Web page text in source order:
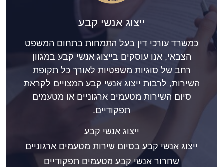
ייצוג אנשי קבע
כמשרד עורכי דין בעל התמחות בתחום המשפט
הצבאי, אנו עוסקים בייצוג אנשי קבע במגוון
רחב של סוגיות משפטיות לאורך כל תקופת
השירות, לרבות ייצוג אנשי קבע המצויים לקראת
סיום השירות מטעמים ארגוניים או מטעמים
תפקודיים.
ייצוג אנשי קבע
ייצוג אנשי קבע בסיום שירות מטעמים ארגוניים
שחרור אנשי קבע מטעמים תפקודיים